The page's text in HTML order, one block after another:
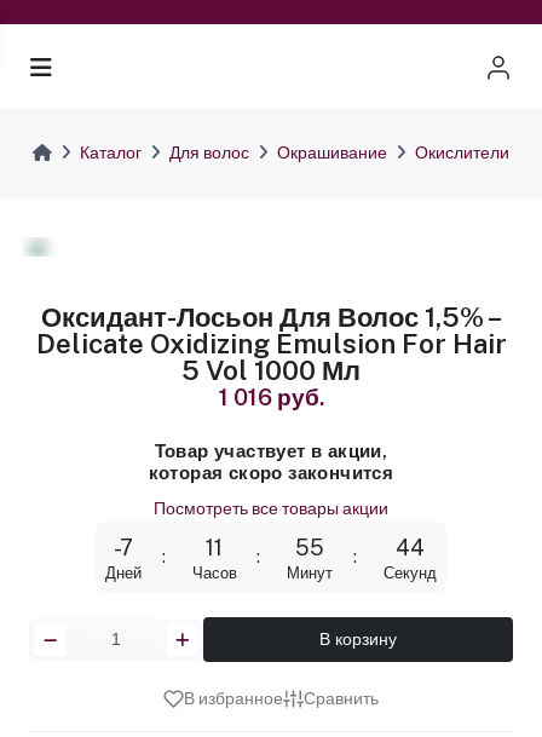
Каталог Для волос Окрашивание Окислители
Оксидант-Лосьон Для Волос 1,5% –
Delicate Oxidizing Emulsion For Hair
5 Vol 1000 Мл
1 016 руб.
Товар участвует в акции,
которая скоро закончится
Посмотреть все товары акции
-7
Дней
11
Часов
55
Минут
44
Секунд
В корзину
В избранное Сравнить